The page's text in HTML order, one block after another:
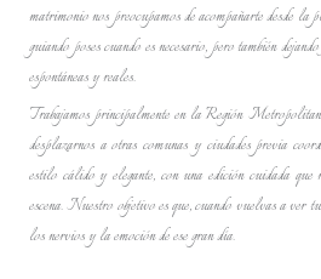
matrimonio nos preocupamos de acompañarte desde
guiando poses cuando es necesario, pero también
espontáneas y reales.
Trabajamos principalmente en la Región
desplazarnos a otras comunas y ciudades previa
estilo cálido y elegante, con una edición cuidada
escena. Nuestro objetivo es que, cuando vuelvas a ver
los nervios y la emoción de ese gran día.